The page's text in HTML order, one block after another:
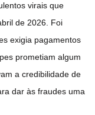
virais que
de 2026. Foi
exigia pagamentos
prometiam algum
a credibilidade de
dar às fraudes uma